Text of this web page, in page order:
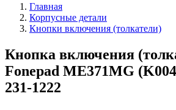
Главная
Корпусные детали
Кнопки включения (толкатели)
Кнопка включения
Fonepad ME371MG
231-1222